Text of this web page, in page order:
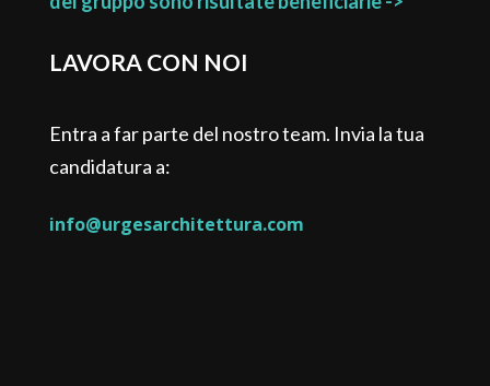
LAVORA CON NOI
Entra a far parte del nostro team. Invia la tua
candidatura a:
info@urgesarchitettura.com